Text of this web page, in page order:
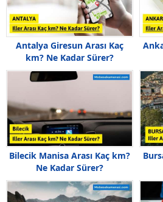
Antalya Giresun Arası Kaç
km? Ne Kadar Sürer?
Bilecik Manisa Arası Kaç km?
Ne Kadar Sürer?